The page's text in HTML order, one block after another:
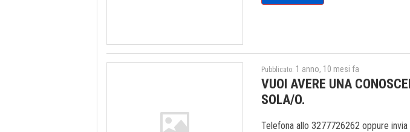
Pubblicato: 1 anno, 10 mesi fa
VUOI AVERE UNA
SOLA/O.
Telefona allo 3277726262 oppure